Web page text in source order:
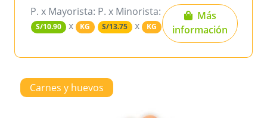
P. x Mayorista:
S/10.90 x KG
P. x Minorista:
S/13.75 x KG
Más
información
Carnes y huevos